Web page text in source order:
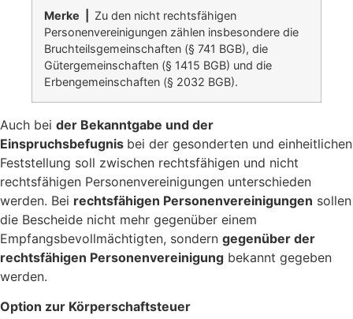
Merke |
Zu den nicht rechtsfähigen
Personenvereinigungen zählen insbesondere die
Bruchteilsgemeinschaften (§ 741 BGB), die
Gütergemeinschaften (§ 1415 BGB) und die
Erbengemeinschaften (§ 2032 BGB).
Auch bei der Bekanntgabe und der
Einspruchsbefugnis bei der gesonderten und einheitlichen
Feststellung soll zwischen rechtsfähigen und nicht
rechtsfähigen Personenvereinigungen unterschieden
werden. Bei rechtsfähigen Personenvereinigungen sollen
die Bescheide nicht mehr gegenüber einem
Empfangsbevollmächtigten, sondern gegenüber der
rechtsfähigen Personenvereinigung bekannt gegeben
werden.
Option zur Körperschaftsteuer